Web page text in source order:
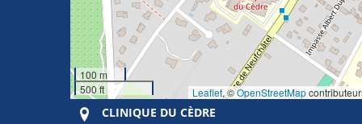
100 m
500 ft
Leaflet, ©OpenStreetMap
CLINIQUE DU CÈDRE